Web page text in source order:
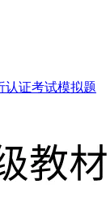
认证考试模拟题